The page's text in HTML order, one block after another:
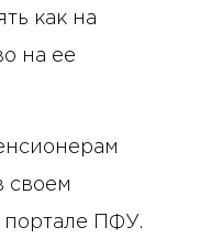
как на
на ее
своем
портале ПФУ.